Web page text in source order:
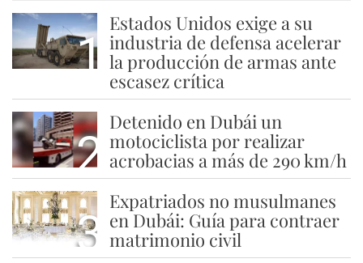
1
Estados Unidos exige a su
industria de defensa acelerar
la producción de armas ante
escasez crítica
2
Detenido en Dubái un
motociclista por realizar
acrobacias a más de 290 km/h
3
Expatriados no musulmanes
en Dubái: Guía para contraer
matrimonio civil